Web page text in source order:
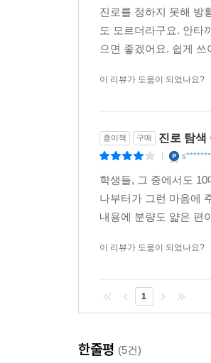
진로를 정하지 못해 방
도 모르더라구요. 안타
으면 좋겠어요. 쉽게
이 리뷰가 도움이 되었나요?
종이책 구매 진로 탐색
학생들, 그 중에서도
나부터가 그런 마음에
내용에 분량도 얇은 편
이 리뷰가 도움이 되었나요?
1
한줄평 (5건)